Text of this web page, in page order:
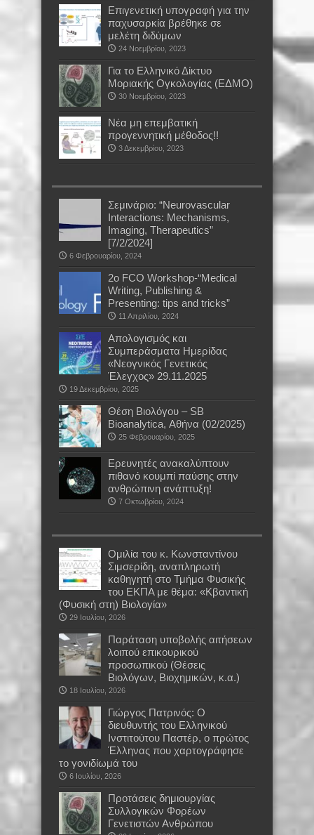
Επιγενετική υπογραφή για την
παχυσαρκία βρέθηκε σε
μελέτη διδύμων
24 Νοεμβρίου, 2023
Για το Ελληνικό Δίκτυο
Μοριακής Ογκολογίας (ΕΔΜΟ)
30 Νοεμβρίου, 2023
Νέα μη επεμβατική
προγεννητική μέθοδος!!
3 Δεκεμβρίου, 2023
Σεμινάριο: “Neurovascular
Interactions: Mechanisms,
Imaging, Therapeutics”
[7/2/2024]
6 Φεβρουαρίου, 2024
2ο FCO Workshop-“Medical
Writing, Publishing &
Presenting: tips and tricks”
11 Απριλίου, 2024
Απολογισμός και
Συμπεράσματα Ημερίδας
«Νεογνικός Γενετικός
Έλεγχος» 29.11.2025
19 Δεκεμβρίου, 2025
Θέση Βιολόγου – SB
Bioanalytica, Αθήνα (02/2025)
25 Φεβρουαρίου, 2025
Ερευνητές ανακαλύπτουν
πιθανό κουμπί παύσης στην
ανθρώπινη ανάπτυξη!
7 Οκτωβρίου, 2024
Oμιλία του κ. Κωνσταντίνου
Σιμσερίδη, αναπληρωτή
καθηγητή στο Τμήμα Φυσικής
του ΕΚΠΑ με θέμα: «Κβαντική
(Φυσική στη) Βιολογία»
29 Ιουλίου, 2026
Παράταση υποβολής αιτήσεων
λοιπού επικουρικού
προσωπικού (Θέσεις
Βιολόγων, Βιοχημικών, κ.α.)
18 Ιουλίου, 2026
Γιώργος Πατρινός: Ο
διευθυντής του Ελληνικού
Ινστιτούτου Παστέρ, ο πρώτος
Έλληνας που χαρτογράφησε
το γονιδίωμά του
6 Ιουλίου, 2026
Προτάσεις δημιουργίας
Συλλογικών Φορέων
Γενετιστών Ανθρώπου